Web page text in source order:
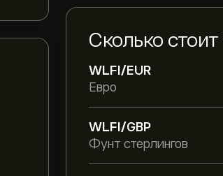
Сколько стоит
WLFI/EUR
Евро
WLFI/GBP
Фунт стерлингов